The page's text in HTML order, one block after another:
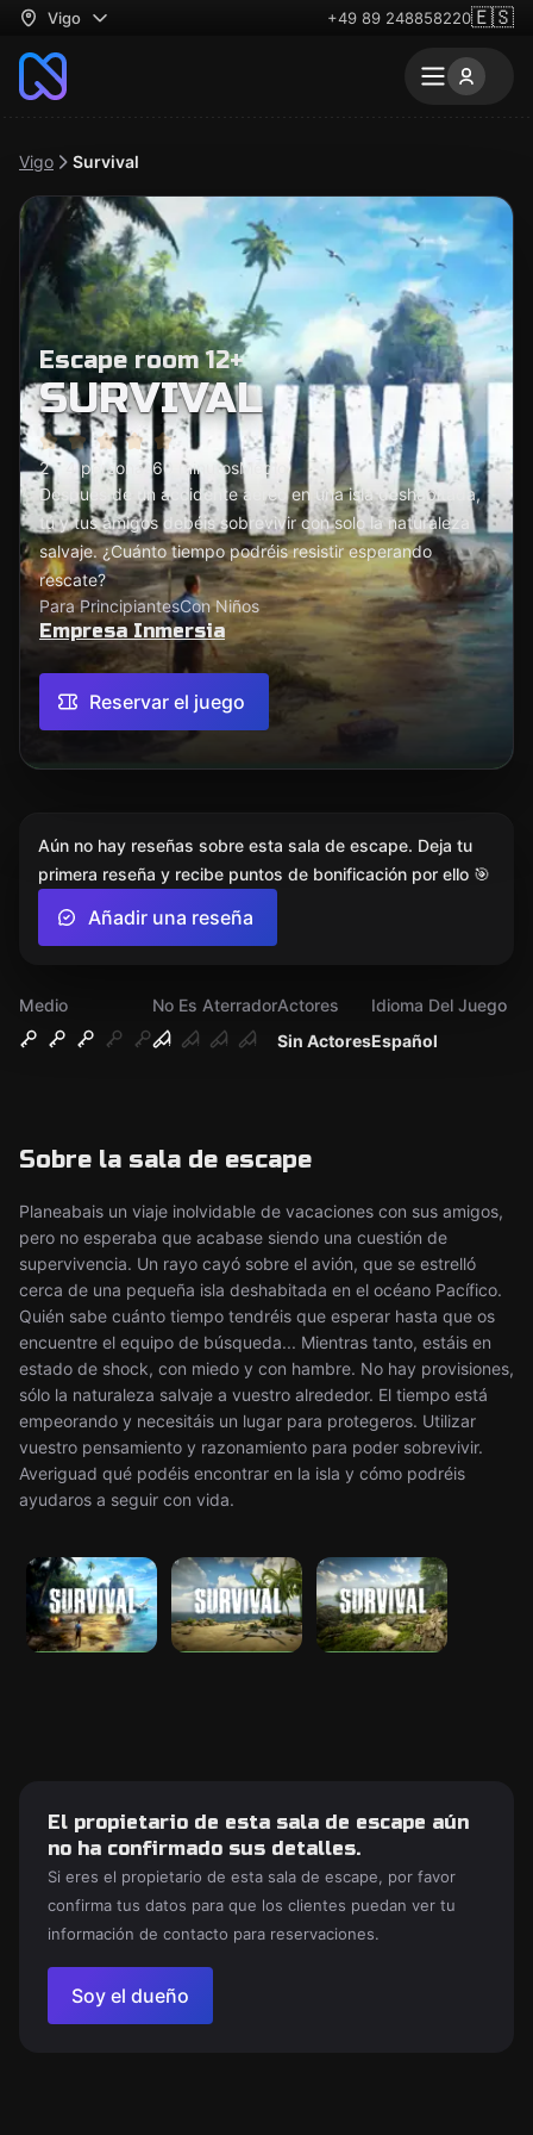
Vigo +49 89 248858220🇪🇸
Vigo Survival
Escape room 12+
SURVIVAL
2 - 4 personas 60 minutosMedio
Después de un accidente aéreo en una isla deshabitada,
tú y tus amigos debéis sobrevivir con solo la naturaleza
salvaje. ¿Cuánto tiempo podréis resistir esperando
rescate?
Para PrincipiantesCon Niños
Empresa Inmersia
Reservar el juego
Medio
No Es Aterrador
Sin Actores
Actores
Español
Idioma Del Juego
Sobre la sala de escape
Planeabais un viaje inolvidable de vacaciones con sus amigos,
pero no esperaba que acabase siendo una cuestión de
supervivencia. Un rayo cayó sobre el avión, que se estrelló
cerca de una pequeña isla deshabitada en el océano Pacífico.
Quién sabe cuánto tiempo tendréis que esperar hasta que os
encuentre el equipo de búsqueda... Mientras tanto, estáis en
estado de shock, con miedo y con hambre. No hay provisiones,
sólo la naturaleza salvaje a vuestro alrededor. El tiempo está
empeorando y necesitáis un lugar para protegeros. Utilizar
vuestro pensamiento y razonamiento para poder sobrevivir.
Averiguad qué podéis encontrar en la isla y cómo podréis
ayudaros a seguir con vida.
Aún no hay reseñas sobre esta sala de escape. Deja tu
primera reseña y recibe puntos de bonificación por ello 🎯
Añadir una reseña
El propietario de esta sala de escape aún
no ha confirmado sus detalles.
Si eres el propietario de esta sala de escape, por favor
confirma tus datos para que los clientes puedan ver tu
información de contacto para reservaciones.
Soy el dueño